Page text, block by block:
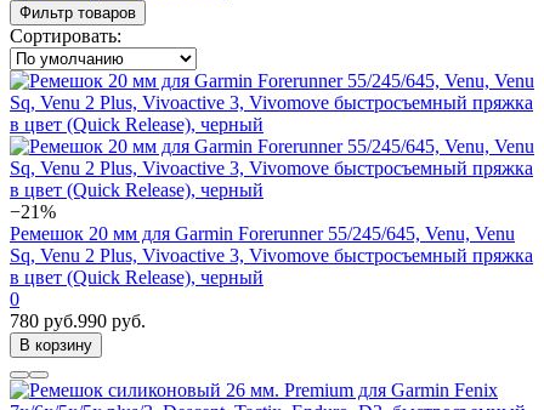
Фильтр товаров
Сортировать:
−21%
Ремешок 20 мм для Garmin Forerunner 55/245/645, Venu, Venu
Sq, Venu 2 Plus, Vivoactive 3, Vivomove быстросъемный пряжка
в цвет (Quick Release), черный
0
780 руб.990 руб.
В корзину